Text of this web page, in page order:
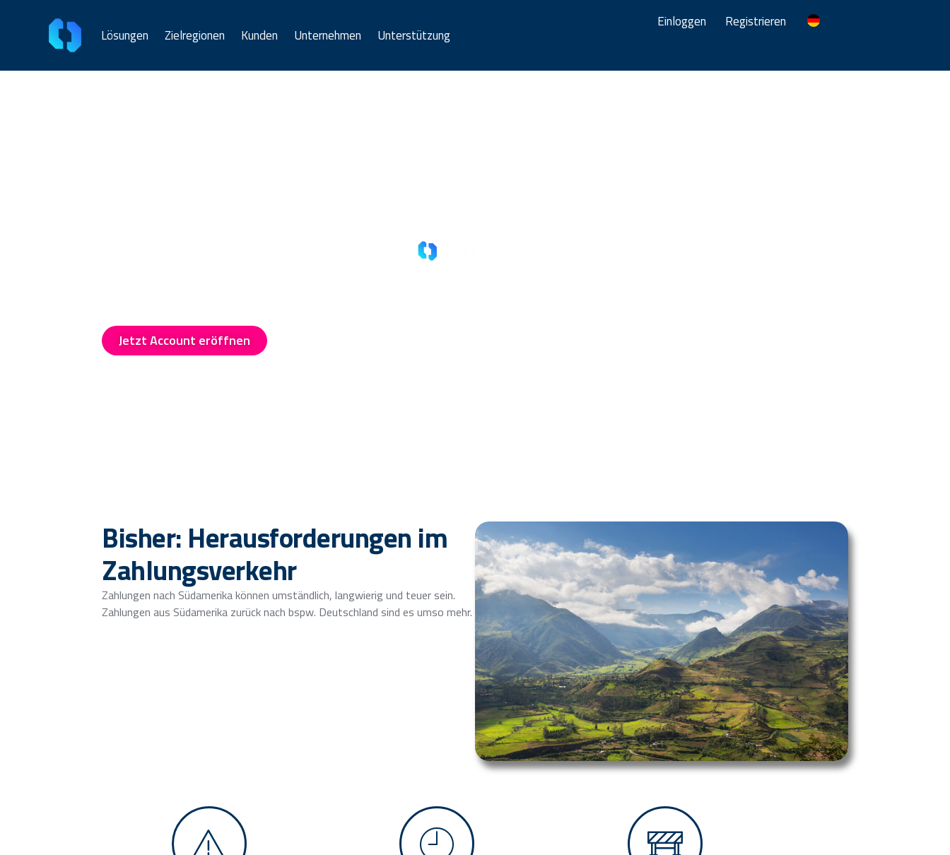
Lösungen Zielregionen Kunden Unternehmen Unterstützung
Einloggen Registrieren
Jetzt Account eröffnen
Bisher: Herausforderungen im
Zahlungsverkehr
Zahlungen nach Südamerika können umständlich, langwierig und teuer sein.
Zahlungen aus Südamerika zurück nach bspw. Deutschland sind es umso mehr.